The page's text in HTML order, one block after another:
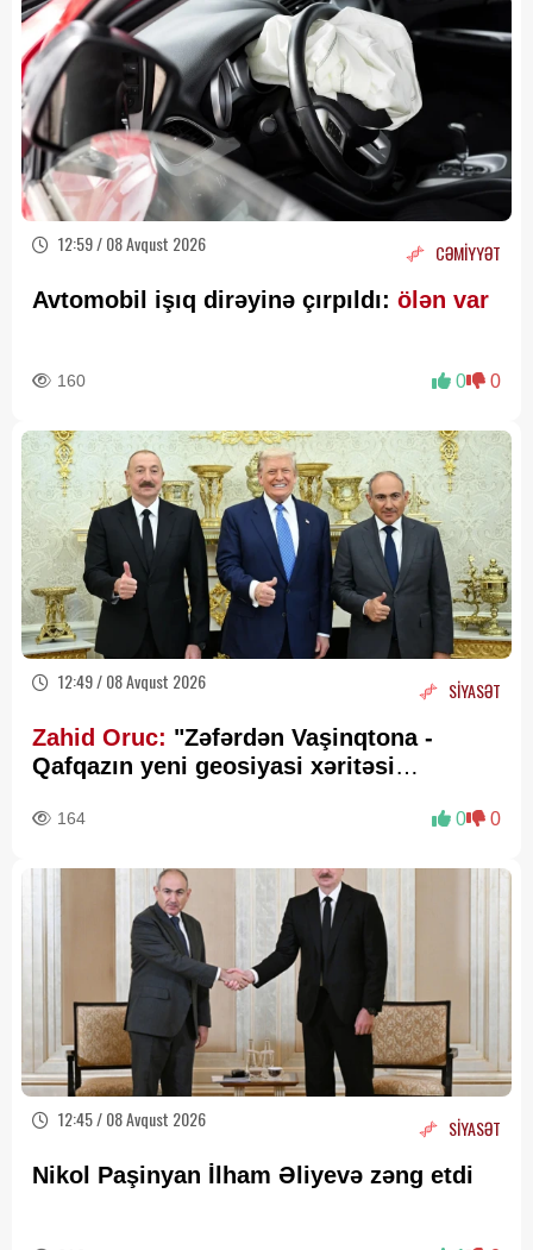
12:59 / 08 Avqust 2026 CƏMİYYƏT
Avtomobil işıq dirəyinə çırpıldı: ölən var
160 0 0
12:49 / 08 Avqust 2026 SİYASƏT
Zahid Oruc: "Zəfərdən Vaşinqtona -
Qafqazın yeni geosiyasi xəritəsi
164 0 0
12:45 / 08 Avqust 2026 SİYASƏT
Nikol Paşinyan İlham Əliyevə zəng etdi